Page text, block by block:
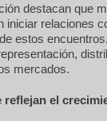
destacan que
iniciar relaciones
estos
mercados.
reflejan el